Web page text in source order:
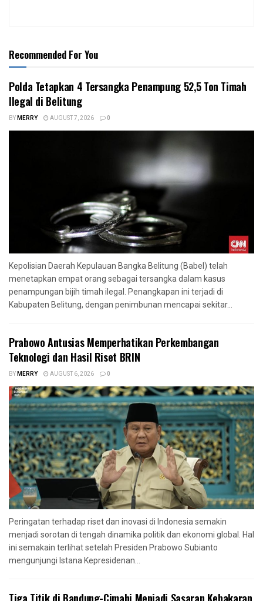
Recommended For You
Polda Tetapkan 4 Tersangka Penampung 52,5 Ton Timah
Ilegal di Belitung
BYMERRY AUGUST 7, 2026 0
Kepolisian Daerah Kepulauan Bangka Belitung (Babel) telah
menetapkan empat orang sebagai tersangka dalam kasus
penampungan bijih timah ilegal. Penangkapan ini terjadi di
Kabupaten Belitung, dengan penimbunan mencapai sekitar...
Prabowo Antusias Memperhatikan Perkembangan
Teknologi dan Hasil Riset BRIN
BYMERRY AUGUST 6, 2026 0
Peringatan terhadap riset dan inovasi di Indonesia semakin
menjadi sorotan di tengah dinamika politik dan ekonomi global. Hal
ini semakain terlihat setelah Presiden Prabowo Subianto
mengunjungi Istana Kepresidenan...
Tiga Titik di Bandung-Cimahi Menjadi Sasaran Kebakaran